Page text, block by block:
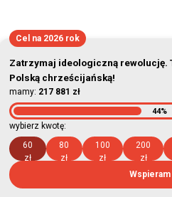
Cel na 2026 rok
Zatrzymaj ideologiczną rewolucję.
Polską chrześcijańską!
mamy: 217 881 zł
44%
wybierz kwotę:
60
zł
80
zł
100
zł
200
zł
Wspieram